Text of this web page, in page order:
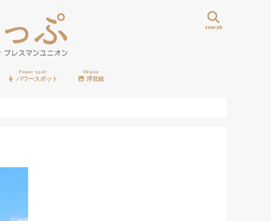
search
Power spot
パワースポット
Ukiyoe
浮世絵